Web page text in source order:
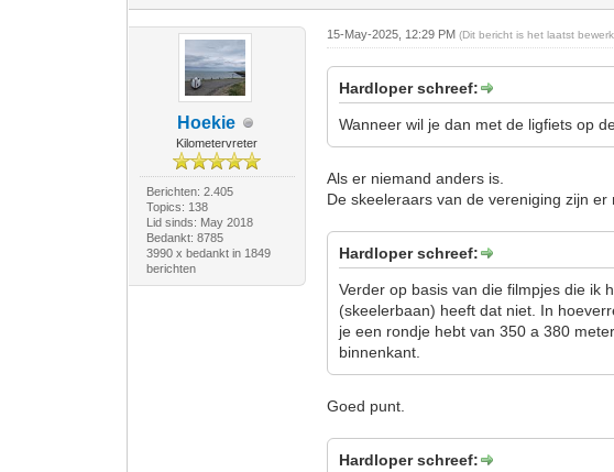
Hoekie
Kilometervreter
Berichten: 2.405
Topics: 138
Lid sinds: May 2018
Bedankt: 8785
3990 x bedankt in 1849
berichten
15-May-2025, 12:29 PM(Dit bericht is het laatst
Hardloper schreef:
Wanneer wil je dan met de ligfiets op
Als er niemand anders is.
De skeeleraars van de vereniging zijn
Hardloper schreef:
Verder op basis van die filmpjes die ik
(skeelerbaan) heeft dat niet. In
je een rondje hebt van 350 a 380
binnenkant.
Goed punt.
Hardloper schreef: